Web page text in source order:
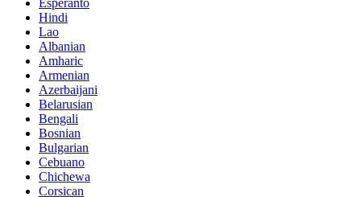
Hindi
Lao
Albanian
Amharic
Armenian
Azerbaijani
Belarusian
Bengali
Bosnian
Bulgarian
Cebuano
Chichewa
Corsican